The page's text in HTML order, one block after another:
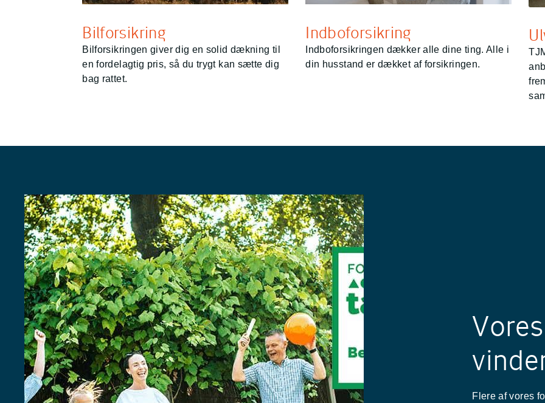
Bilforsikring
Bilforsikringen giver dig en solid dækning til
en fordelagtig pris, så du trygt kan sætte dig
bag rattet.
Indboforsikring
Indboforsikringen dækker alle dine ting. Alle i
din husstand er dækket af forsikringen.
Flere af vores